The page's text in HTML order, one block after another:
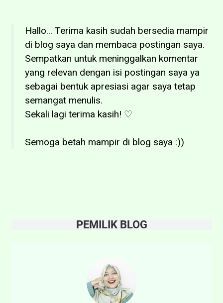
Hallo... Terima kasih sudah bersedia mampir
di blog saya dan membaca postingan saya.
Sempatkan untuk meninggalkan komentar
yang relevan dengan isi postingan saya ya
sebagai bentuk apresiasi agar saya tetap
semangat menulis.
Sekali lagi terima kasih! ♡
Semoga betah mampir di blog saya :))
PEMILIK BLOG